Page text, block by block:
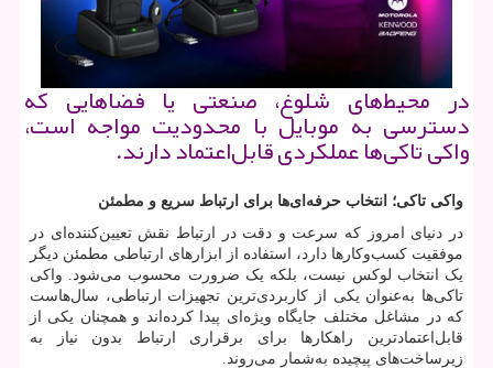
در محیط‌های شلوغ، صنعتی یا فضاهایی که
دسترسی به موبایل با محدودیت مواجه است،
واکی تاکی‌ها عملکردی قابل‌اعتماد دارند.
واکی تاکی؛ انتخاب حرفه‌ای‌ها برای ارتباط سریع و مطمئن
در دنیای امروز که سرعت و دقت در ارتباط نقش تعیین‌کننده‌ای در
موفقیت کسب‌وکارها دارد، استفاده از ابزارهای ارتباطی مطمئن دیگر
یک انتخاب لوکس نیست، بلکه یک ضرورت محسوب می‌شود. واکی
تاکی‌ها به‌عنوان یکی از کاربردی‌ترین تجهیزات ارتباطی، سال‌هاست
که در مشاغل مختلف جایگاه ویژه‌ای پیدا کرده‌اند و همچنان یکی از
قابل‌اعتمادترین راهکارها برای برقراری ارتباط بدون نیاز به
زیرساخت‌های پیچیده به‌شمار می‌روند.